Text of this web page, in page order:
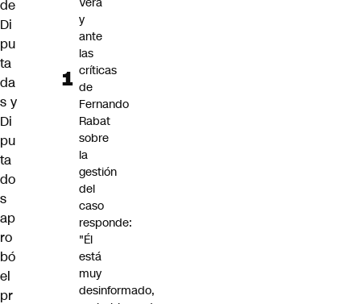
de
Di
pu
ta
da
s y
Di
pu
ta
do
s
ap
ro
bó
el
pr
y
ante
las
críticas
de
Fernando
Rabat
sobre
la
gestión
del
caso
responde:
"Él
está
muy
desinformado,